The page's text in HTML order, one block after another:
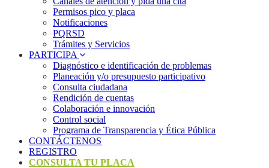
Permisos pico y placa
Notificaciones
PQRSD
Trámites y Servicios
PARTICIPA
Diagnóstico e identificación de problemas
Planeación y/o presupuesto participativo​
Consulta ciudadana
Rendición de cuentas
Colaboración e innovación
Control social
Programa de Transparencia y Ética Pública
CONTÁCTENOS
REGISTRO
CONSULTA TU PLACA